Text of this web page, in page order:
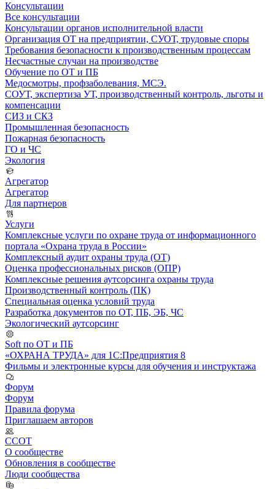
Консультации
Все консультации
Консультации органов исполнительной власти
Организация ОТ на предприятии, СУОТ, трудовые споры
Требования безопасности к производственным процессам
Несчастные случаи на производстве
Обучение по ОТ и ПБ
Медосмотры, профзаболевания, МСЭ.
СОУТ, экспертиза УТ, производственный контроль, льготы и
компенсации
СИЗ и СКЗ
Промышленная безопасность
Пожарная безопасность
ГО и ЧС
Экология
Агрегатор
Агрегатор
Для партнеров
Услуги
Комплексные услуги по охране труда от информационного
портала «Охрана труда в России»
Комплексный аудит охраны труда (ОТ)
Оценка профессиональных рисков (ОПР)
Комплексные решения аутсорсинга охраны труда
Производственный контроль (ПК)
Специальная оценка условий труда
Разработка документов по ОТ, ПБ, ЭБ, ЧС
Экологический аутсорсинг
Soft по ОТ и ПБ
«ОХРАНА ТРУДА» для 1С:Предприятия 8
Фильмы и электронные курсы для обучения и инструктажа
Форум
Форум
Правила форума
Приглашаем авторов
ССОТ
О сообществе
Обновления в сообществе
Люди сообщества